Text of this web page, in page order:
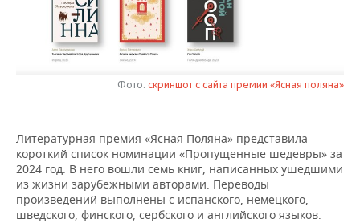
НЕФТЬ
РОЗНИЧНАЯ ТОРГОВЛЯ
ТРАНСПОРТ
НОВОСТИ ТЕХНОЛОГИЙ
МЕРОПРИЯТИЯ
НОВОСТИ МЕРОПРИЯТИЙ
ВЫЕЗДНАЯ РЕДАКЦИЯ
ONLINE-КОНФЕРЕНЦИИ
ОТКРЫТАЯ ЛЕКЦИЯ
СПОРТ
НОВОСТИ СПОРТА
ХОККЕЙ
БАСКЕТБОЛ
ВЛАСТЬ
ИНФРАСТРУКТУРА
СЮЖЕТЫ
СПРАВОЧНИК
Фото: скриншот с сайта премии «Ясная поляна»
Литературная премия «Ясная Поляна» представила
короткий список номинации «Пропущенные шедевры» за
2024 год. В него вошли семь книг, написанных ушедшими
из жизни зарубежными авторами. Переводы
произведений выполнены с испанского, немецкого,
шведского, финского, сербского и английского языков.